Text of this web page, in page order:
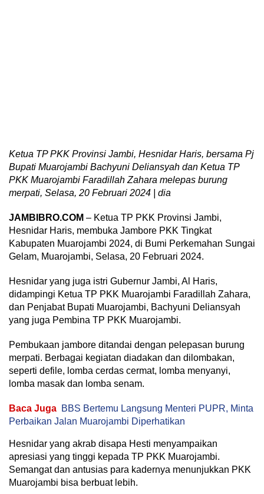
Ketua TP PKK Provinsi Jambi, Hesnidar Haris, bersama Pj
Bupati Muarojambi Bachyuni Deliansyah dan Ketua TP
PKK Muarojambi Faradillah Zahara melepas burung
merpati, Selasa, 20 Februari 2024 | dia
JAMBIBRO.COM – Ketua TP PKK Provinsi Jambi,
Hesnidar Haris, membuka Jambore PKK Tingkat
Kabupaten Muarojambi 2024, di Bumi Perkemahan Sungai
Gelam, Muarojambi, Selasa, 20 Februari 2024.
Hesnidar yang juga istri Gubernur Jambi, Al Haris,
didampingi Ketua TP PKK Muarojambi Faradillah Zahara,
dan Penjabat Bupati Muarojambi, Bachyuni Deliansyah
yang juga Pembina TP PKK Muarojambi.
Pembukaan jambore ditandai dengan pelepasan burung
merpati. Berbagai kegiatan diadakan dan dilombakan,
seperti defile, lomba cerdas cermat, lomba menyanyi,
lomba masak dan lomba senam.
Baca Juga BBS Bertemu Langsung Menteri PUPR, Minta
Perbaikan Jalan Muarojambi Diperhatikan
Hesnidar yang akrab disapa Hesti menyampaikan
apresiasi yang tinggi kepada TP PKK Muarojambi.
Semangat dan antusias para kadernya menunjukkan PKK
Muarojambi bisa berbuat lebih.